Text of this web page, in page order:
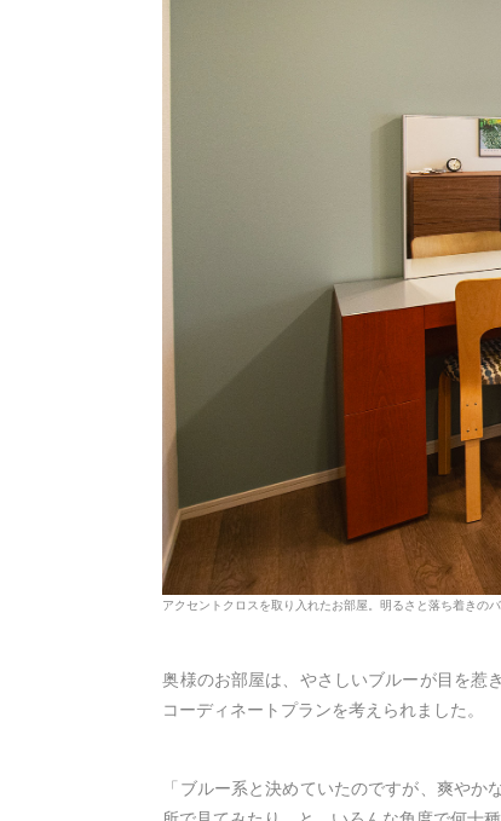
アクセントクロスを取り入れたお部屋。明るさと落ち着きの
奥様のお部屋は、やさしいブルーが目を惹
コーディネートプランを考えられました。
「ブルー系と決めていたのですが、爽や